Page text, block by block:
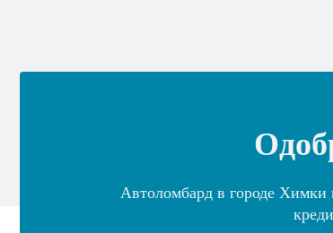
Автоломбард в городе Химки